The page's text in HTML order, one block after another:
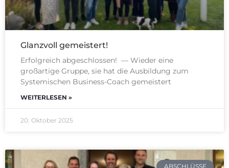
Glanzvoll gemeistert!
Erfolgreich abgeschlossen! — Wieder eine
großartige Gruppe, sie hat die Ausbildung zum
Systemischen Business-Coach gemeistert
WEITERLESEN »
20. Oktober 2025
ABSCHLÜSSE